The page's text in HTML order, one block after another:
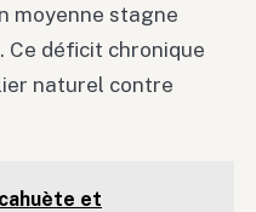
moyenne stagne
Ce déficit chronique
naturel contre
et